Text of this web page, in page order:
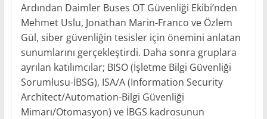
Ardından Daimler Buses OT Güvenliği Ekibi’nden
Mehmet Uslu, Jonathan Marin-Franco ve Özlem
Gül, siber güvenliğin tesisler için önemini anlatan
sunumlarını gerçekleştirdi. Daha sonra gruplara
ayrılan katılımcılar; BISO (İşletme Bilgi Güvenliği
Sorumlusu-İBSG), ISA/A (Information Security
Architect/Automation-Bilgi Güvenliği
Mimarı/Otomasyon) ve İBGS kadrosunun